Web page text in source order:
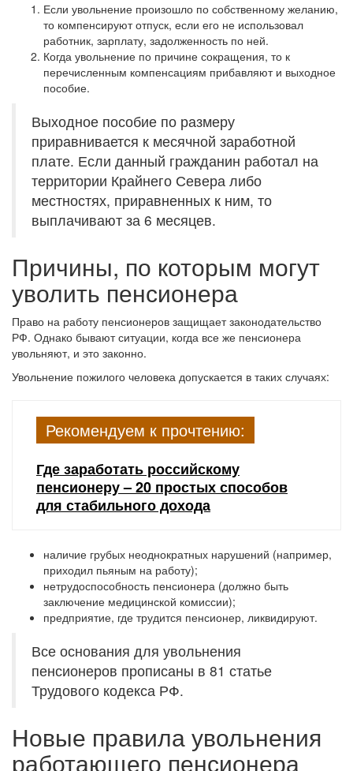
Если увольнение произошло по собственному желанию,
то компенсируют отпуск, если его не использовал
работник, зарплату, задолженность по ней.
Когда увольнение по причине сокращения, то к
перечисленным компенсациям прибавляют и выходное
пособие.
Выходное пособие по размеру
приравнивается к месячной заработной
плате. Если данный гражданин работал на
территории Крайнего Севера либо
местностях, приравненных к ним, то
выплачивают за 6 месяцев.
Причины, по которым могут
уволить пенсионера
Право на работу пенсионеров защищает законодательство
РФ. Однако бывают ситуации, когда все же пенсионера
увольняют, и это законно.
Увольнение пожилого человека допускается в таких случаях:
Рекомендуем к прочтению:
Где заработать российскому
пенсионеру – 20 простых способов
для стабильного дохода
наличие грубых неоднократных нарушений (например,
приходил пьяным на работу);
нетрудоспособность пенсионера (должно быть
заключение медицинской комиссии);
предприятие, где трудится пенсионер, ликвидируют.
Все основания для увольнения
пенсионеров прописаны в 81 статье
Трудового кодекса РФ.
Новые правила увольнения
работающего пенсионера